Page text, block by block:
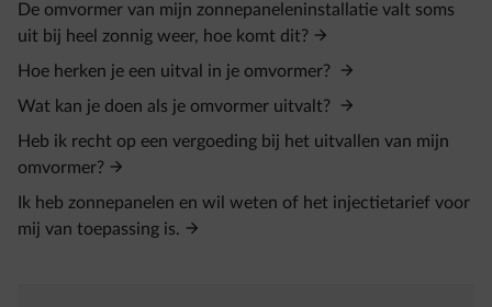
De omvormer van mijn zonnepaneleninstallatie valt soms
uit bij heel zonnig weer, hoe komt dit?
Hoe herken je een uitval in je omvormer?
Wat kan je doen als je omvormer uitvalt?
Heb ik recht op een vergoeding bij het uitvallen van mijn
omvormer?
Ik heb zonnepanelen en wil weten of het injectietarief voor
mij van toepassing is.